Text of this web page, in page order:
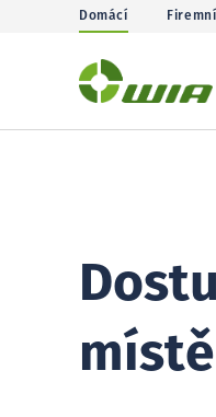
Domácí Firemní